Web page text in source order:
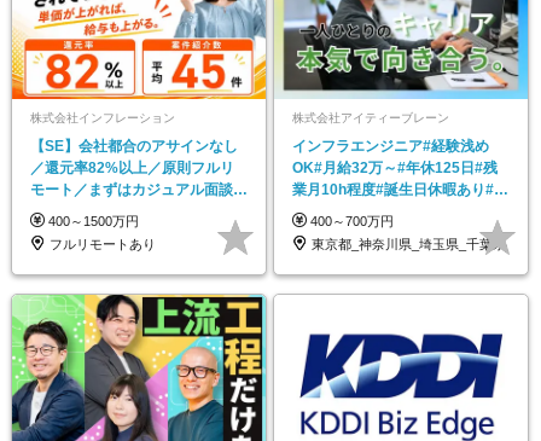
株式会社インフレーション
【SE】会社都合のアサインなし
／還元率82%以上／原則フルリ
モート／まずはカジュアル面談か
ら◎
400～1500万円
フルリモートあり
株式会社アイティーブレーン
インフラエンジニア#経験浅め
OK#月給32万～#年休125日#残
業月10h程度#誕生日休暇あり#転
勤なし
400～700万円
東京都_神奈川県_埼玉県_千葉県